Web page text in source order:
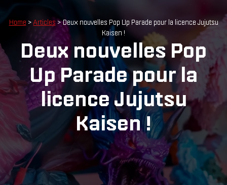
Home > Articles > Deux nouvelles Pop Up Parade pour la licence Jujutsu
Kaisen !
Deux nouvelles Pop
Up Parade pour la
licence Jujutsu
Kaisen !